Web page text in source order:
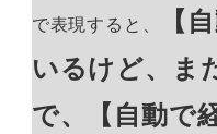
で表現すると、
【
いるけど、ま
で、【自動で